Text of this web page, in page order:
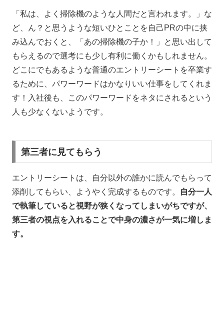
「私は、よく掃除機のような人間だと言われます。」な
ど、ん？と思うような短いひとことを自己 PRの中に挟
み込んでおくと、「あの掃除機の子か！」と思い出して
もらえるので選考にも少し有利に働くかもしれません。
どこにでもあるような普通のエントリーシートを卒業す
るために、パワーワードはかなりいい仕事をしてくれま
す！入社後も、このパワーワードをネタにされるという
人も少なくないようです。
第三者に見てもらう
エントリーシートは、自分以外の誰かに読んでもらって
添削してもらい、ようやく完成するものです。
自分一人
で執筆していると視野が狭くなってしまいがちですが、
第三者の視点を入れることで中身の濃さが一気に増しま
す。